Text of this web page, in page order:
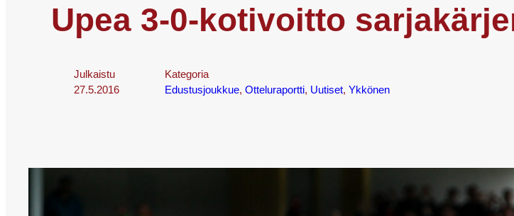
Upea 3-0-kotivoitto
Julkaistu
27.5.2016
Kategoria
Edustusjoukkue, Otteluraportti, Uutiset, Ykkönen